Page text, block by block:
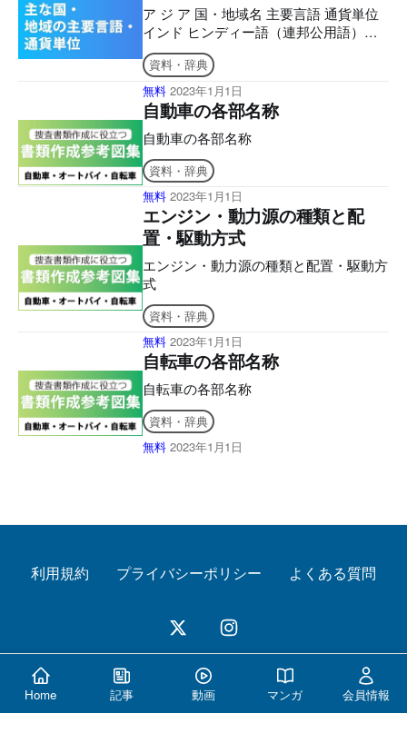
ア ジ ア 国・地域名 主要言語 通貨単位
インド ヒンディー語（連邦公用語）、
他憲法公認語21 ルピー インドネシア共
和国 インドネシア語 ルピア カンボジア
王国 カンボジア語 リエル シンガポール
共和国 マレー語、英語、中国語、タミ
ール語 シンガポール・ドル スリランカ
民主社会主義共和国 シンハラ語、タミ
ール語、英語 スリランカ・ルピー タイ
王国 タイ語 バーツ 大韓民国 韓国語 ウ
ォン 台湾 中国語、台湾語、客家はっか
語 新台湾ドル 中華人民共和国 中国語 人
民元 ネパール連邦民主共和国 ネパール
資料・辞典
無料 2023年1月1日
自動車の各部名称
自動車の各部名称
資料・辞典
無料 2023年1月1日
エンジン・動力源の種類と配
置・駆動方式
エンジン・動力源の種類と配置・駆動方
式
資料・辞典
無料 2023年1月1日
自転車の各部名称
自転車の各部名称
資料・辞典
無料 2023年1月1日
Home 記事 動画 マンガ 会員情報
利用規約 プライバシーポリシー よくある質問
© 2026 警察公論オンライン All Rights Reserved.